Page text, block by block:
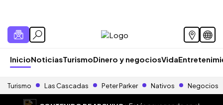
InicioNoticiasTurismoDinero y negociosVida
Turismo Las Cascadas Peter Parker Nativos Negocios